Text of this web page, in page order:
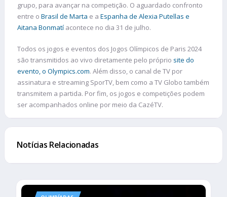
grupo, para avançar na competição. O aguardado confronto
entre o Brasil de Marta e a Espanha de Alexia Putellas e
Aitana Bonmatí acontece no dia 31 de julho.
Todos os jogos e eventos dos Jogos Olímpicos de Paris 2024
são transmitidos ao vivo diretamente pelo próprio site do
evento, o Olympics.com. Além disso, o canal de TV por
assinatura e streaming SporTV, bem como a TV Globo também
transmitem a partida. Por fim, os jogos e competições podem
ser acompanhados online por meio da CazéTV.
Notícias Relacionadas